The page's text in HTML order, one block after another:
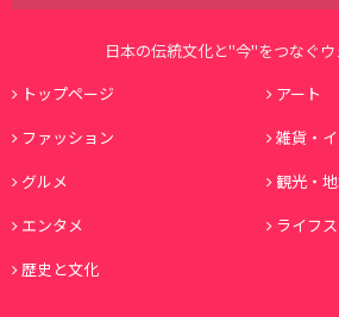
日本の伝統文化と"今"をつなぐ
トップページ
アート
ファッション
雑貨・
グルメ
観光・
エンタメ
ライフ
歴史と文化